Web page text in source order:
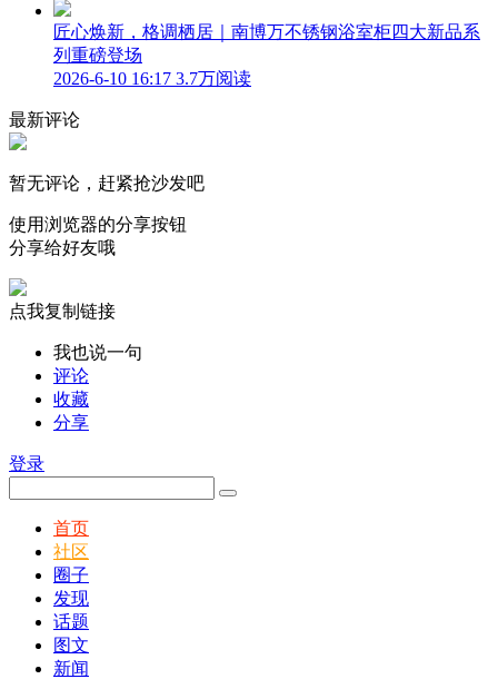
匠心焕新，格调栖居｜南博万不锈钢浴室柜四大新品系
列重磅登场
2026-6-10 16:17 3.7万阅读
最新评论
暂无评论，赶紧抢沙发吧
使用浏览器的分享按钮
分享给好友哦
点我复制链接
我也说一句
评论
收藏
分享
登录
首页
社区
圈子
发现
话题
图文
新闻